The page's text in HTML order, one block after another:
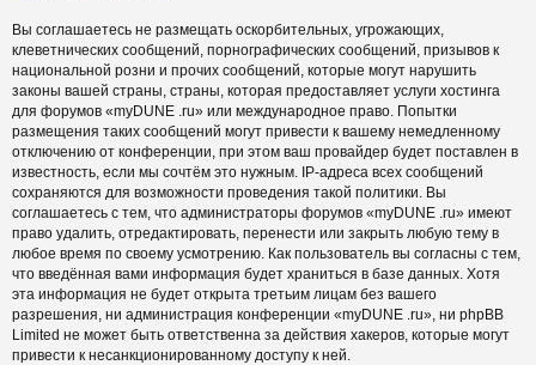
Вы соглашаетесь не размещать оскорбительных, угрожающих,
клеветнических сообщений, порнографических сообщений, призывов к
национальной розни и прочих сообщений, которые могут нарушить
законы вашей страны, страны, которая предоставляет услуги хостинга
для форумов «myDUNE .ru» или международное право. Попытки
размещения таких сообщений могут привести к вашему немедленному
отключению от конференции, при этом ваш провайдер будет поставлен в
известность, если мы сочтём это нужным. IP-адреса всех сообщений
сохраняются для возможности проведения такой политики. Вы
соглашаетесь с тем, что администраторы форумов «myDUNE .ru» имеют
право удалить, отредактировать, перенести или закрыть любую тему в
любое время по своему усмотрению. Как пользователь вы согласны с тем,
что введённая вами информация будет храниться в базе данных. Хотя
эта информация не будет открыта третьим лицам без вашего
разрешения, ни администрация конференции «myDUNE .ru», ни phpBB
Limited не может быть ответственна за действия хакеров, которые могут
привести к несанкционированному доступу к ней.